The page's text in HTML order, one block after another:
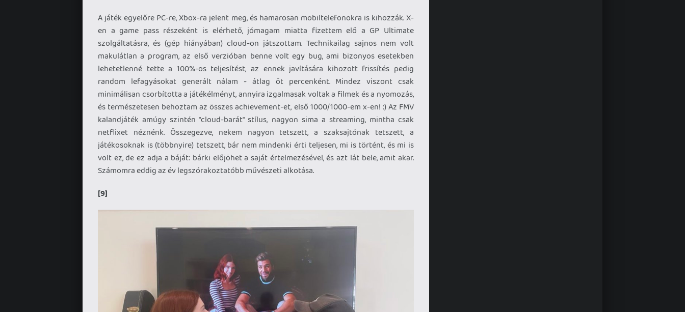
A játék egyelőre PC-re, Xbox-ra jelent meg, és hamarosan mobiltelefonokra is kihozzák. X-
en a game pass részeként is elérhető, jómagam miatta fizettem elő a GP Ultimate
szolgáltatásra, és (gép hiányában) cloud-on játszottam. Technikailag sajnos nem volt
makulátlan a program, az első verzióban benne volt egy bug, ami bizonyos esetekben
lehetetlenné tette a 100%-os teljesítést, az ennek javítására kihozott frissítés pedig
random lefagyásokat generált nálam - átlag öt percenként. Mindez viszont csak
minimálisan csorbította a játékélményt, annyira izgalmasak voltak a filmek és a nyomozás,
és természetesen behoztam az összes achievement-et, első 1000/1000-em x-en! :) Az FMV
kalandjáték amúgy szintén "cloud-barát" stílus, nagyon sima a streaming, mintha csak
netflixet néznénk. Összegezve, nekem nagyon tetszett, a szaksajtónak tetszett, a
játékosoknak is (többnyire) tetszett, bár nem mindenki érti teljesen, mi is történt, és mi is
volt ez, de ez adja a báját: bárki előjöhet a saját értelmezésével, és azt lát bele, amit akar.
Számomra eddig az év legszórakoztatóbb művészeti alkotása.
[9]